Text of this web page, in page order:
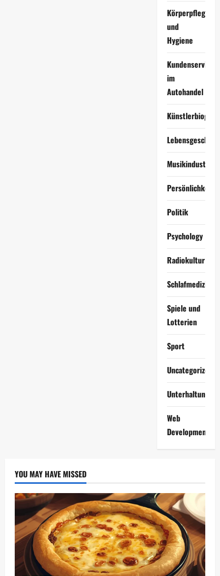
Körperpflege
und
Hygiene
Kundenservice
im
Autohandel
Musikindustrie
Politik
Psychology
Radiokultur
Schlafmedizin
Spiele und
Lotterien
Sport
Uncategorized
Unterhaltung
Web
Development
YOU MAY HAVE MISSED